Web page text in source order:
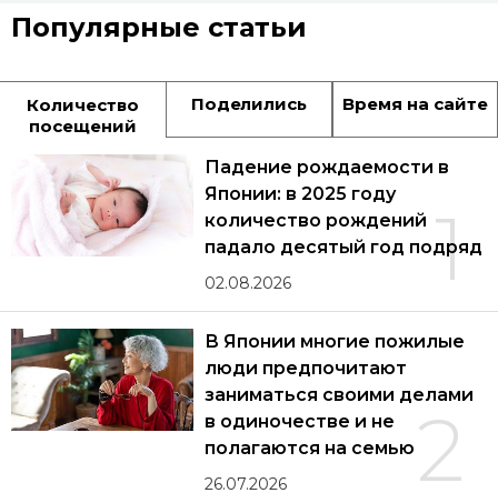
Популярные статьи
Количество
посещений
Поделились Время на сайте
1
Падение рождаемости в
Японии: в 2025 году
количество рождений
падало десятый год подряд
02.08.2026
2
В Японии многие пожилые
люди предпочитают
заниматься своими делами
в одиночестве и не
полагаются на семью
26.07.2026